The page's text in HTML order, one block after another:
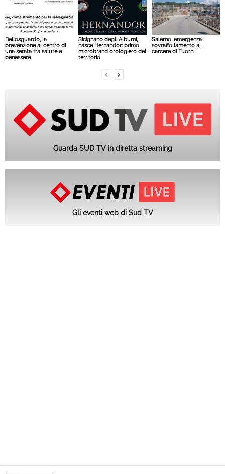
Bellosguardo, la
prevenzione al centro di
una serata tra salute e
benessere
Sicignano degli Alburni,
nasce Hernandor: primo
microbrand orologiero del
territorio
Salerno, emergenza
sovraffollamento al
carcere di Fuorni
Guarda SUD TV in diretta streaming
Gli eventi web di Sud TV